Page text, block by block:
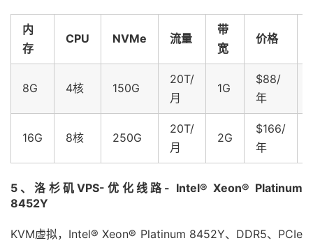
内
存
CPU NVMe 流量
带
宽
价格
8G 4核 150G
20T/
月
1G
$88/
年
16G 8核 250G
20T/
月
2G
$166/
年
5、洛杉矶VPS-优化线路- Intel® Xeon® Platinum
8452Y
KVM虚拟，Intel® Xeon® Platinum 8452Y、DDR5、PCIe